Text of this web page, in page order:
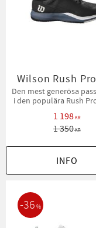
Wilson Rush
Den mest generösa
i den populära Rush
1 198KR
1 350KR
INFO
36 %